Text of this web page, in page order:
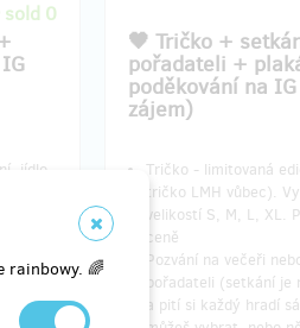
rainbowy. 🌈
sold 0
jídlo
🖤 Tričko +
pořadateli +
poděkování na
zájem)
Tričko - limitovaná
tričko LMH vůbec).
velikostí S, M, L, XL.
ceně
Pozvání na večeři
pořadateli (setkání je
a pití si každý hradí